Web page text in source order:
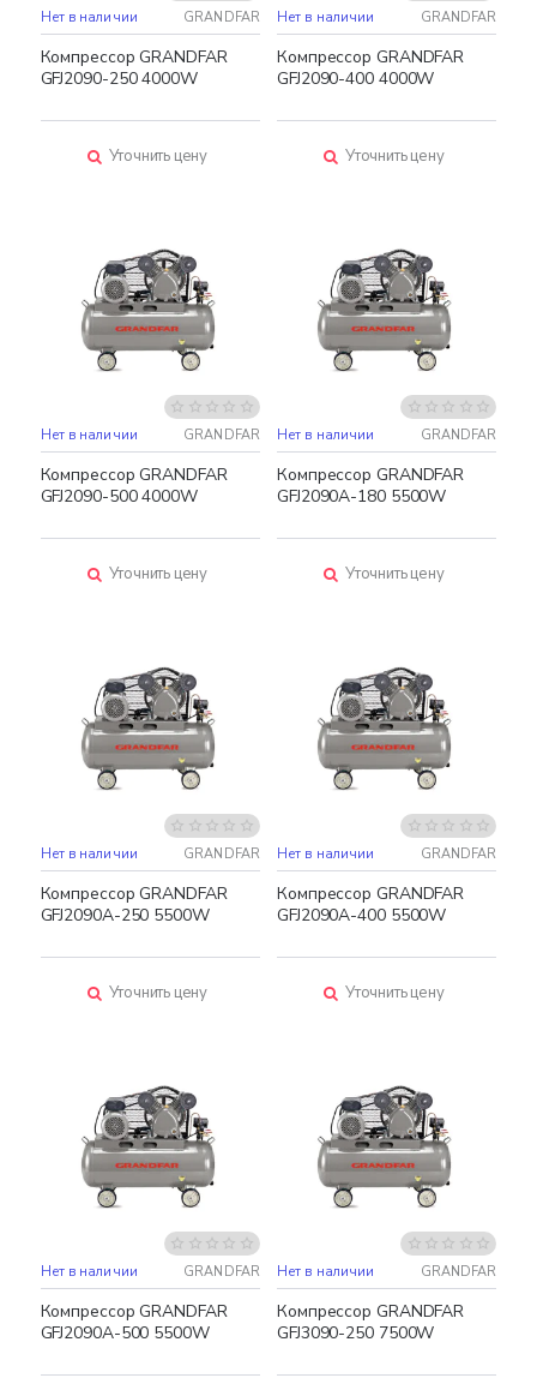
Нет в наличии GRANDFAR
Компрессор GRANDFAR
GFJ2090-250 4000W
Уточнить цену
Нет в наличии GRANDFAR
Компрессор GRANDFAR
GFJ2090-400 4000W
Уточнить цену
Нет в наличии GRANDFAR
Компрессор GRANDFAR
GFJ2090-500 4000W
Уточнить цену
Нет в наличии GRANDFAR
Компрессор GRANDFAR
GFJ2090A-180 5500W
Уточнить цену
Нет в наличии GRANDFAR
Компрессор GRANDFAR
GFJ2090A-250 5500W
Уточнить цену
Нет в наличии GRANDFAR
Компрессор GRANDFAR
GFJ2090A-400 5500W
Уточнить цену
Нет в наличии GRANDFAR
Компрессор GRANDFAR
GFJ2090A-500 5500W
Нет в наличии GRANDFAR
Компрессор GRANDFAR
GFJ3090-250 7500W